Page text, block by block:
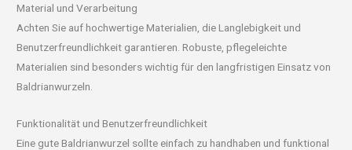
Material und Verarbeitung
Achten Sie auf hochwertige Materialien, die Langlebigkeit und
Benutzerfreundlichkeit garantieren. Robuste, pflegeleichte
Materialien sind besonders wichtig für den langfristigen Einsatz von
Baldrianwurzeln.
Funktionalität und Benutzerfreundlichkeit
Eine gute Baldrianwurzel sollte einfach zu handhaben und funktional